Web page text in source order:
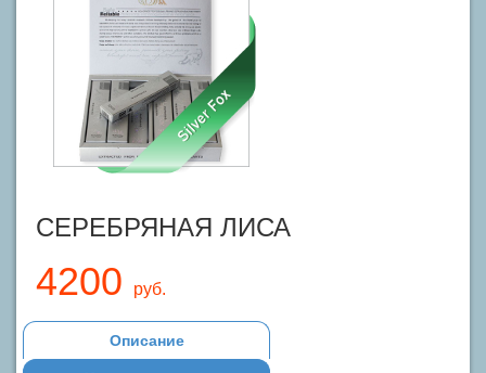
СЕРЕБРЯНАЯ ЛИСА
4200 руб.
Описание